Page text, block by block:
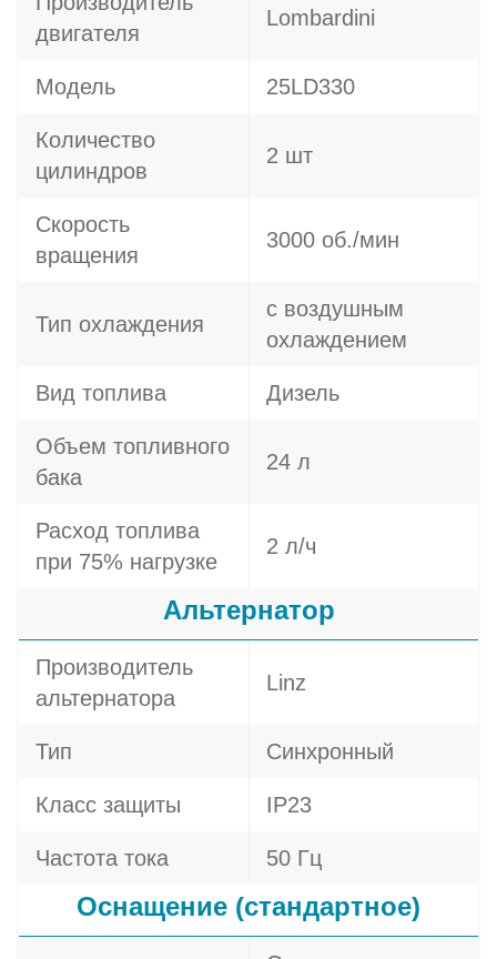
двигателя
Lombardini
Модель 25LD330
Количество
цилиндров
2 шт
Скорость
вращения
3000 об./мин
Тип охлаждения
с воздушным
охлаждением
Вид топлива Дизель
Объем топливного
бака
24 л
Расход топлива
при 75% нагрузке
2 л/ч
Альтернатор
Производитель
альтернатора
Linz
Тип Синхронный
Класс защиты IP23
Частота тока 50 Гц
Оснащение (стандартное)